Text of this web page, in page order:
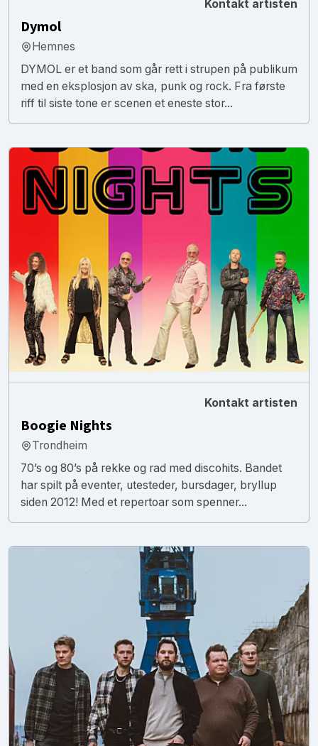
Kontakt artisten
Dymol
Hemnes
DYMOL er et band som går rett i strupen på publikum
med en eksplosjon av ska, punk og rock. Fra første
riff til siste tone er scenen et eneste stor...
Kontakt artisten
Boogie Nights
Trondheim
70’s og 80’s på rekke og rad med discohits. Bandet
har spilt på eventer, utesteder, bursdager, bryllup
siden 2012! Med et repertoar som spenner...